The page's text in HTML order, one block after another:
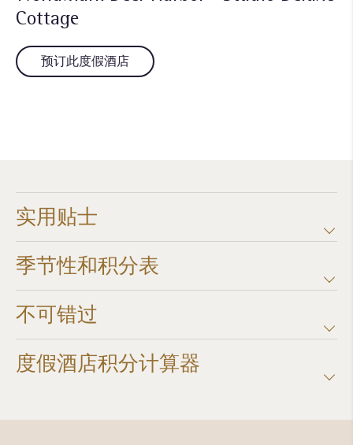
Cottage
预订此度假酒店
实用贴士
季节性和积分表
不可错过
度假酒店积分计算器​